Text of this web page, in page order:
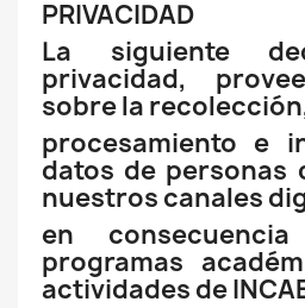
PRIVACIDAD
La siguiente
privacidad,
sobre la
procesamiento e
datos de personas
nuestros canales
en
programas
actividades de